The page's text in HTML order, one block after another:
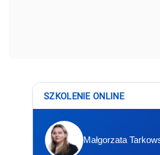
SZKOLENIE ONLINE
Małgorzata